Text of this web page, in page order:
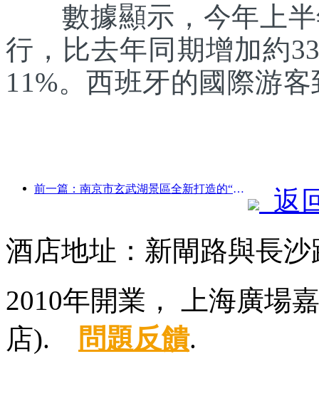
數據顯示，今年上半
行，比去年同期增加約
11%。西班牙的國際游
前一篇：南京市玄武湖景區全新打造的“金陵詩仙館”等4座文化場館正式開放
返
酒店地址：新閘路與長
2010年開業， 上海廣場
店).
問題反饋.